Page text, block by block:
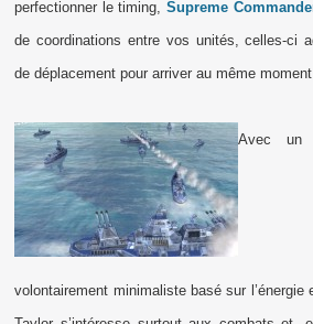
perfectionner le timing, Supreme
de coordinations entre vos unités, celles-ci
de déplacement pour arriver au même
Avec un
volontairement minimaliste basé sur